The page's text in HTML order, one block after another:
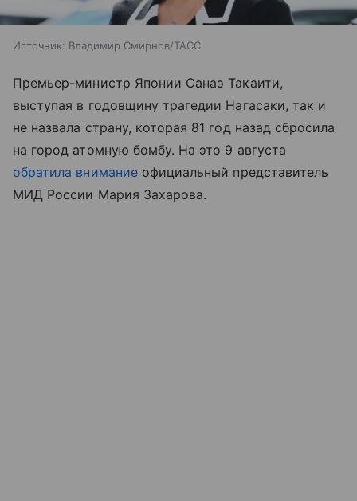
Источник: Владимир Смирнов/ТАСС
Премьер-министр Японии Санаэ Такаити,
выступая в годовщину трагедии Нагасаки, так и
не назвала страну, которая 81 год назад сбросила
на город атомную бомбу. На это 9 августа
обратила вниманиеофициальный представитель
МИД России Мария Захарова.